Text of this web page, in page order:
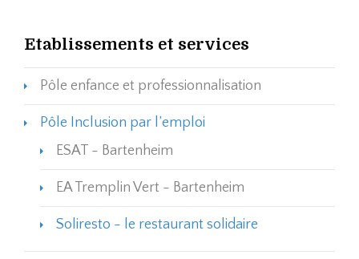
Etablissements et services
Pôle enfance et professionnalisation
Pôle Inclusion par l’emploi
ESAT - Bartenheim
EA Tremplin Vert - Bartenheim
Soliresto - le restaurant solidaire